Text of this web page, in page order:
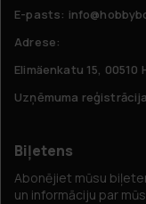
E-pasts:
Adrese:
Elimäenkatu 15, 00510
Uzņēmuma
Biļetens
Abonējiet mūsu
un informāciju par